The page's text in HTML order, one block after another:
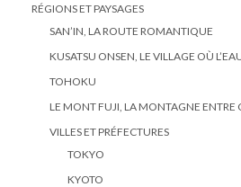
RÉGIONS ET PAYSAGES
SAN’IN, LA ROUTE ROMANTIQUE
KUSATSU ONSEN, LE VILLAGE OÙ
TOHOKU
LE MONT FUJI, LA MONTAGNE ENTRE
VILLES ET PRÉFECTURES
TOKYO
KYOTO